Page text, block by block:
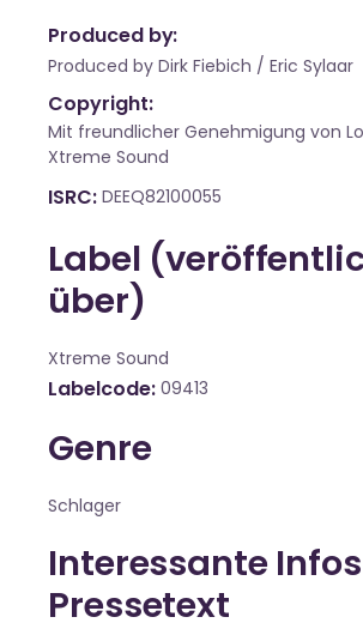
Produced by:
Produced by Dirk Fiebich / Eric Sylaar
Copyright:
Mit freundlicher Genehmigung von
Xtreme Sound
ISRC DEEQ82100055
Label
über)
Xtreme Sound
Labelcode 09413
Genre
Schlager
Interessante
Pressetext